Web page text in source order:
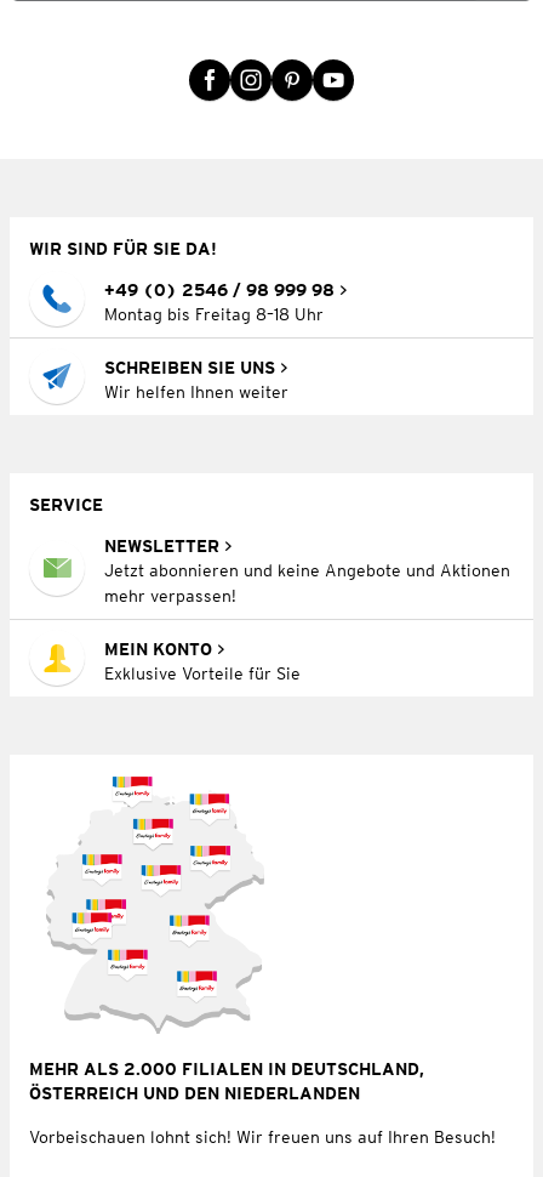
WIR SIND FÜR SIE DA!
+49 (0) 2546 / 98 999 98
Montag bis Freitag 8–18 Uhr
SCHREIBEN SIE UNS
Wir helfen Ihnen weiter
SERVICE
NEWSLETTER
Jetzt abonnieren und keine Angebote und Aktionen
mehr verpassen!
MEIN KONTO
Exklusive Vorteile für Sie
MEHR ALS 2.000 FILIALEN IN DEUTSCHLAND,
ÖSTERREICH UND DEN NIEDERLANDEN
Vorbeischauen lohnt sich! Wir freuen uns auf Ihren Besuch!